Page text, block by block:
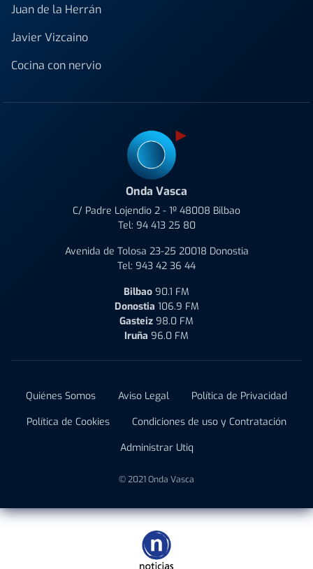
Juan de la Herrán
Javier Vizcaino
Cocina con nervio
Onda Vasca
C/ Padre Lojendio 2 - 1º 48008 Bilbao
Tel: 94 413 25 80
Avenida de Tolosa 23-25 20018 Donostia
Tel: 943 42 36 44
Bilbao 90.1 FM
Donostia 106.9 FM
Gasteiz 98.0 FM
Iruña 96.0 FM
Quiénes Somos Aviso Legal
Política de Privacidad
Política de Cookies
Condiciones de uso y Contratación
Administrar Utiq
© 2021 Onda Vasca